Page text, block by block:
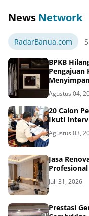
News Network
RadarBanua.com
BPKB
Pengajuan
Agustus 04,
20 Calon
Ikuti
Agustus 03,
Jasa
Juli 31, 2026
Prestasi